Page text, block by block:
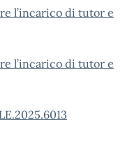
l’incarico di tutor e
l’incarico di tutor e